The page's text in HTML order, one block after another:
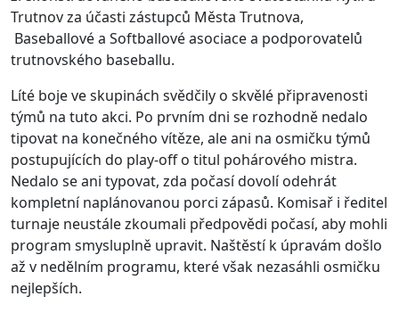
Trutnov za účasti zástupců Města Trutnova,
Baseballové a Softballové asociace a podporovatelů
trutnovského baseballu.
Líté boje ve skupinách svědčily o skvělé připravenosti
týmů na tuto akci. Po prvním dni se rozhodně nedalo
tipovat na konečného vítěze, ale ani na osmičku týmů
postupujících do play-off o titul pohárového mistra.
Nedalo se ani typovat, zda počasí dovolí odehrát
kompletní naplánovanou porci zápasů. Komisař i ředitel
turnaje neustále zkoumali předpovědi počasí, aby mohli
program smysluplně upravit. Naštěstí k úpravám došlo
až v nedělním programu, které však nezasáhli osmičku
nejlepších.